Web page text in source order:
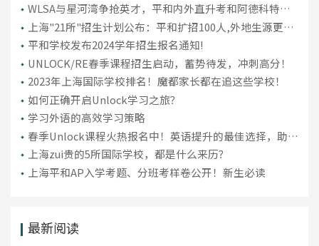
WLSA与星河湾争抢英才，平和内外直升考和阿德科特入
学考数学新趋势揭秘
上海"21所"招生计划公布：平和扩招100人,外地生源更
难！
平和学校发布2024学年招生报名通知!
UNLOCK/RE春季课程招生启动，蓄势待发，冲刺高分！
2023年上海国际学校排名！魔都家长都在追这些学校！
如何正确开启Unlock学习之旅？
学习外语的高效学习策略
春季Unlock课程火热报名中！英语提升的最佳选择，助你
弯道超车！
上海zui贵的5所国际学校，都是什么来历？
上海平和AP入学考题、分班考样卷公开！新生必读
最新阅读